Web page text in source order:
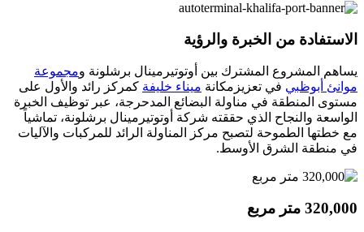
الاستفادة من الخبرة والرؤية
يساهم المشروع المشترك بين أوتوتيرمينال برشلونة ومجموعة
موانئ أبوظبي في تعزيزمكانة ميناء خليفة كمركز رائد والأول على
مستوى المنطقة في مناولة البضائع المدحرجة، عبر توظيف الخبرة
الواسعة والنجاح الذي حققته شركة أوتوتيرمينال برشلونة، تماشياً
مع خطتها الطموحة لتصبح مركز المناولة الرائد للمركبات والآليات
في منطقة الشرق الأوسط.
320,000 متر مربع